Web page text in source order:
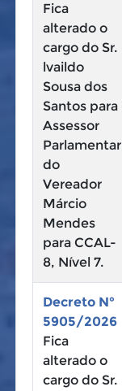
Fica
alterado o
cargo do Sr.
lvaildo
Sousa dos
Santos para
Assessor
Parlamentar
do
Vereador
Márcio
Mendes
para CCAL-
8, Nível 7.
Decreto N°
5905/2026
Fica
alterado o
cargo do Sr.